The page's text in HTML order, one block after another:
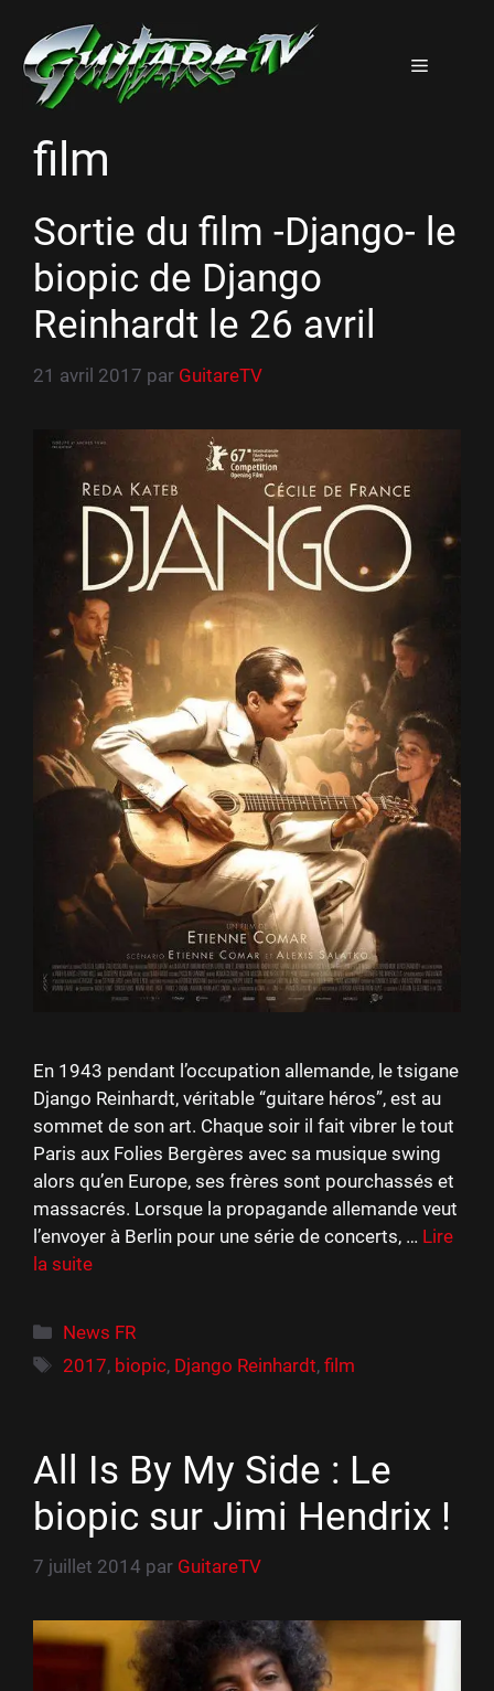
contenu
Menu
film
Sortie du film -Django- le
biopic de Django
Reinhardt le 26 avril
21 avril 2017 par GuitareTV
En 1943 pendant l’occupation allemande, le tsigane
Django Reinhardt, véritable “guitare héros”, est au
sommet de son art. Chaque soir il fait vibrer le tout
Paris aux Folies Bergères avec sa musique swing
alors qu’en Europe, ses frères sont pourchassés et
massacrés. Lorsque la propagande allemande veut
l’envoyer à Berlin pour une série de concerts, … Lire
la suite
Catégories
News FR
Étiquettes
2017, biopic, Django Reinhardt,film
All Is By My Side : Le
biopic sur Jimi Hendrix !
7 juillet 2014 par GuitareTV